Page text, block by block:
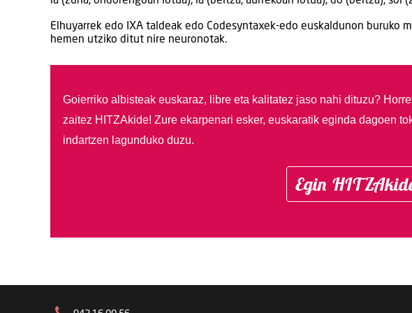
Elhuyarrek edo IXA taldeak edo Codesyntaxek-edo euskaldunon buruko
hemen utziko ditut nire neuronotak.
Goierriko albisteak euskaraz, libre eta kalitatez jaso nahi dituzu?
zaitez HITZAkide! Zure ekarpenari esker, euskaratik eginda dagoen
indartzen lagunduko duzu.
Egin